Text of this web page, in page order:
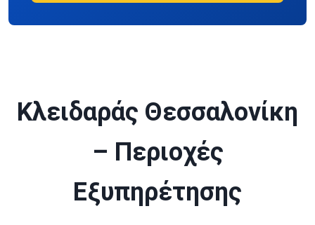
Κλειδαράς Θεσσαλονίκη
– Περιοχές
Εξυπηρέτησης